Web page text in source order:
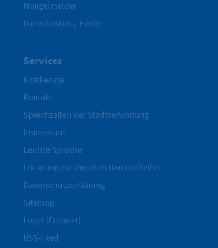
Mängelmelder
Dienstleistung-Finder
Services
Notdienste
Kontakt
Sprechzeiten der Stadtverwaltung
Impressum
Leichte Sprache
Erklärung zur digitalen Barrierefreiheit
Datenschutzerklärung
Sitemap
Login (Extranet)
RSS-Feed